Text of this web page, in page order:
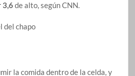
3,6de alto, según CNN.
la comida dentro de la celda, y